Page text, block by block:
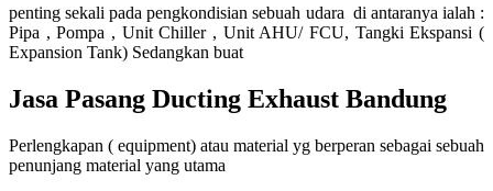
penting sekali pada pengkondisian sebuah udara di antaranya ialah :
Pipa , Pompa , Unit Chiller , Unit AHU/ FCU, Tangki Ekspansi (
Expansion Tank) Sedangkan buat
Jasa Pasang Ducting Exhaust Bandung
Perlengkapan ( equipment) atau material yg berperan sebagai sebuah
penunjang material yang utama